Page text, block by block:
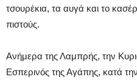
τσουρέκια, τα αυγά και το
πιστούς.
Ανήμερα της Λαμπρής, την
Εσπερινός της Αγάπης, κατά